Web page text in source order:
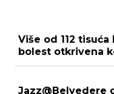
Više od 112
bolest otkrivena
Jazz@Belvedere